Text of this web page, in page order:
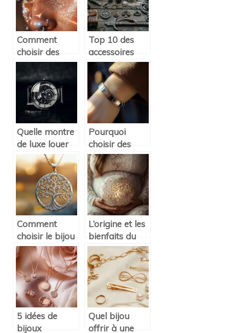
Comment
choisir des
piercings de
qualité pour
un look unique
Top 10 des
accessoires
inspirés de la
culture viking
pour un style
nordique
authentique
Quelle montre
de luxe louer
pour un
rendez-vous
professionnel
important ?
Pourquoi
choisir des
bijoux en
argent et
plaqué or pour
sublimer votre
style
Comment
choisir le bijou
arbre de vie
parfait pour
exprimer votre
spiritualité
L’origine et les
bienfaits du
bola de
grossesse pour
les futures
mamans
5 idées de
bijoux
Quel bijou
offrir à une